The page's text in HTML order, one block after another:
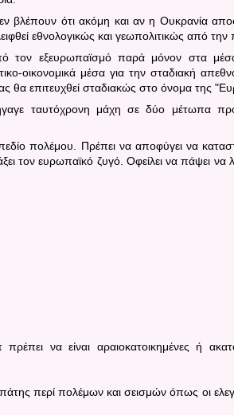
βλέπουν ότι ακόμη και αν η Ουκρανία
εθνολογικώς και γεωπολιτικώς από
τον εξευρωπαϊσμό παρά μόνον στα
οικονομικά μέσα για την σταδιακή
θα επιτευχθεί σταδιακώς στο όνομα της
ταυτόχρονη μάχη σε δύο μέτωπα
πολέμου. Πρέπει να αποφύγει να
τον ευρωπαϊκό ζυγό. Οφείλει να πάψει να
να είναι αραιοκατοικημένες ή
περί πολέμων και σεισμών όπως οι